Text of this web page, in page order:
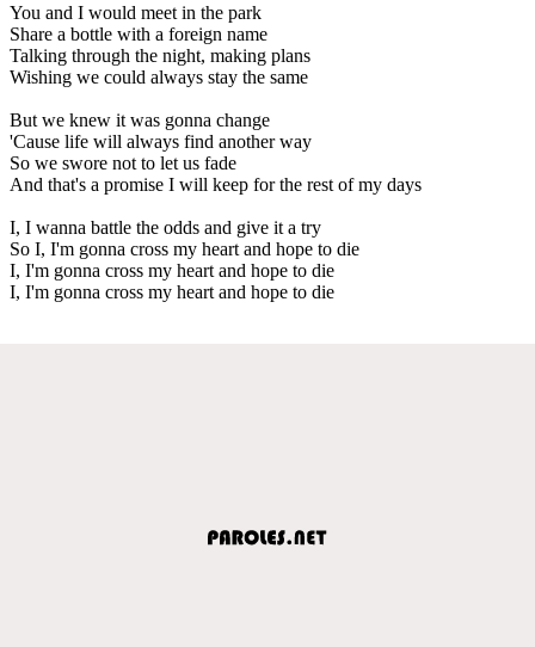
You and I would meet in the park
Share a bottle with a foreign name
Talking through the night, making plans
Wishing we could always stay the same
But we knew it was gonna change
'Cause life will always find another way
So we swore not to let us fade
And that's a promise I will keep for the rest of my days
I, I wanna battle the odds and give it a try
So I, I'm gonna cross my heart and hope to die
I, I'm gonna cross my heart and hope to die
I, I'm gonna cross my heart and hope to die